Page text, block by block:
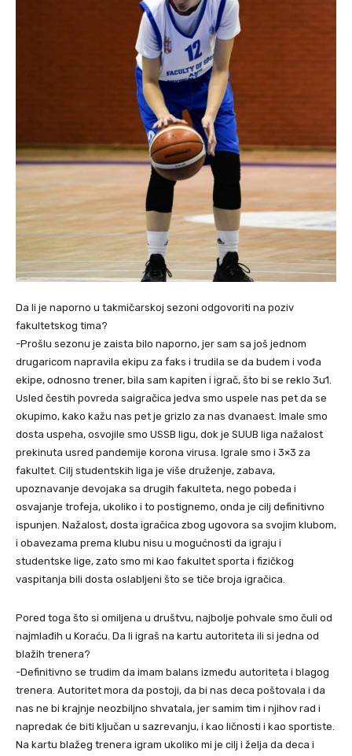
Da li je naporno u takmičarskoj sezoni odgovoriti na poziv
fakultetskog tima?
-Prošlu sezonu je zaista bilo naporno, jer sam sa još jednom
drugaricom napravila ekipu za faks i trudila se da budem i vođa
ekipe, odnosno trener, bila sam kapiten i igrač, što bi se reklo 3u1.
Usled čestih povreda saigračica jedva smo uspele nas pet da se
okupimo, kako kažu nas pet je grizlo za nas dvanaest. Imale smo
dosta uspeha, osvojile smo USSB ligu, dok je SUUB liga nažalost
prekinuta usred pandemije korona virusa. Igrale smo i 3×3 za
fakultet. Cilj studentskih liga je više druženje, zabava,
upoznavanje devojaka sa drugih fakulteta, nego pobeda i
osvajanje trofeja, ukoliko i to postignemo, onda je cilj definitivno
ispunjen. Nažalost, dosta igračica zbog ugovora sa svojim klubom,
i obavezama prema klubu nisu u mogućnosti da igraju i
studentske lige, zato smo mi kao fakultet sporta i fizičkog
vaspitanja bili dosta oslabljeni što se tiče broja igračica.
Pored toga što si omiljena u društvu, najbolje pohvale smo čuli od
najmlađih u Koraću. Da li igraš na kartu autoriteta ili si jedna od
blažih trenera?
-Definitivno se trudim da imam balans između autoriteta i blagog
trenera. Autoritet mora da postoji, da bi nas deca poštovala i da
nas ne bi krajnje neozbiljno shvatala, jer samim tim i njihov rad i
napredak će biti ključan u sazrevanju, i kao ličnosti i kao sportiste.
Na kartu blažeg trenera igram ukoliko mi je cilj i želja da deca i